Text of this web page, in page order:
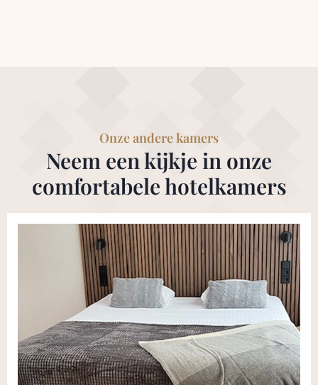
Onze andere kamers
Neem een kijkje in onze
comfortabele hotelkamers